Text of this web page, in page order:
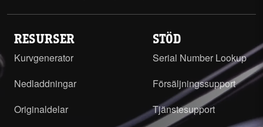
RESURSER
Kurvgenerator
Nedladdningar
Originaldelar
STÖD
Serial Number Lookup
Försäljningssupport
Tjänstesupport